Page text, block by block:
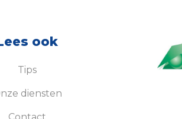
ook
Tips
diensten